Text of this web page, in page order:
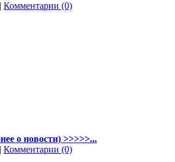
Комментарии (0)
о новости) >>>>>...
Комментарии (0)